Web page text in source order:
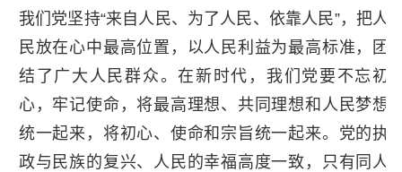
我们党坚持“来自人民、为了人民、依靠人民”，把人
民放在心中最高位置，以人民利益为最高标准，团
结了广大人民群众。在新时代，我们党要不忘初
心，牢记使命，将最高理想、共同理想和人民梦想
统一起来，将初心、使命和宗旨统一起来。党的执
政与民族的复兴、人民的幸福高度一致，只有同人